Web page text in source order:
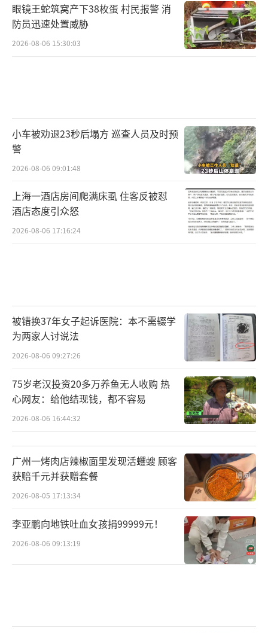
眼镜王蛇筑窝产下38枚蛋 村民报警 消
防员迅速处置威胁
2026-08-06 15:30:03
小车被劝退23秒后塌方 巡查人员及时预
警
2026-08-06 09:01:48
上海一酒店房间爬满床虱 住客反被怼
酒店态度引众怒
2026-08-06 17:16:24
被错换37年女子起诉医院：本不需辍学
为两家人讨说法
2026-08-06 09:27:26
75岁老汉投资20多万养鱼无人收购 热
心网友：给他结现钱，都不容易
2026-08-06 16:44:32
广州一烤肉店辣椒面里发现活蠼螋 顾客
获赔千元并获赠套餐
2026-08-05 17:13:34
李亚鹏向地铁吐血女孩捐99999元！
2026-08-06 09:13:19